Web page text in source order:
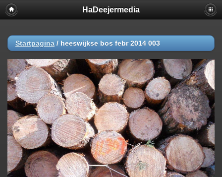
HaDeejermedia
Startpagina / heeswijkse bos febr 2014 003